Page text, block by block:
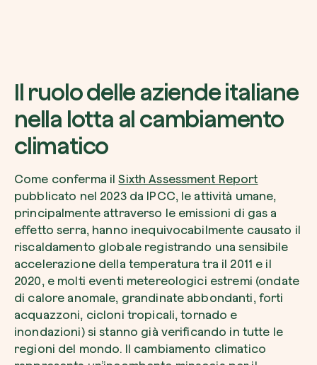
Il ruolo delle aziende italiane
nella lotta al cambiamento
climatico
Come conferma ilSixth Assessment Report
pubblicato nel 2023 da IPCC, le attività umane,
principalmente attraverso le emissioni di gas a
effetto serra, hanno inequivocabilmente causato il
riscaldamento globale registrando una sensibile
accelerazione della temperatura tra il 2011 e il
2020, e molti eventi metereologici estremi (ondate
di calore anomale, grandinate abbondanti, forti
acquazzoni, cicloni tropicali, tornado e
inondazioni) si stanno già verificando in tutte le
regioni del mondo. Il cambiamento climatico